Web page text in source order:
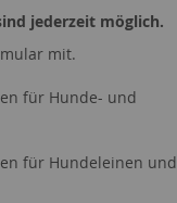
jederzeit möglich.
mit.
für Hunde- und
für Hundeleinen und